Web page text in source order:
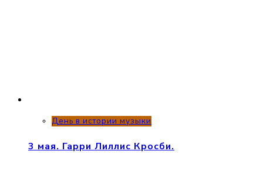
День в истории музыки
3 мая. Гарри Лиллис Кросби.